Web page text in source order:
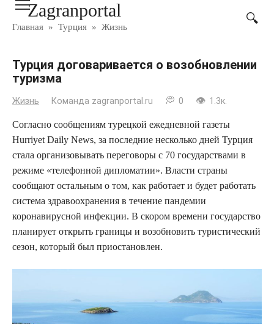
ПерейтиZagranportal
Главная » Турция » Жизнь
Турция договаривается о возобновлении
туризма
Жизнь Команда zagranportal.ru 0 1.3к.
Согласно сообщениям турецкой ежедневной газеты
Hurriyet Daily News, за последние несколько дней Турция
стала организовывать переговоры с 70 государствами в
режиме «телефонной дипломатии». Власти страны
сообщают остальным о том, как работает и будет работать
система здравоохранения в течение пандемии
коронавирусной инфекции. В скором времени государство
планирует открыть границы и возобновить туристический
сезон, который был приостановлен.